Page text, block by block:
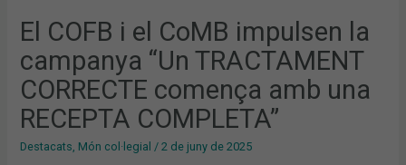
El COFB i el CoMB impulsen la
campanya “Un TRACTAMENT
CORRECTE comença amb una
RECEPTA COMPLETA”
Destacats, Món col·legial /2 de juny de 2025